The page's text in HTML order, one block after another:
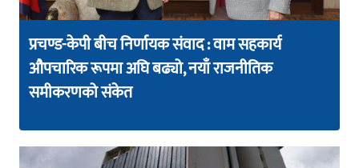
प्रचण्ड-केपी बीच निर्णायक संवाद : वाम सहकार्य
औपचारिक रूपमा अघि बढ्यो, नयाँ राजनीतिक
समीकरणको संकेत